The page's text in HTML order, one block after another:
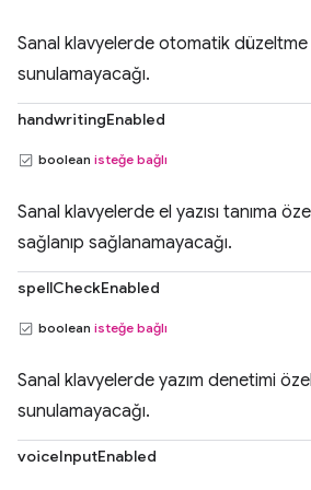
Sanal klavyelerde otomatik
sunulamayacağı.
handwritingEnabled
boolean isteğe bağlı
Sanal klavyelerde el yazısı tanıma
sağlanıp sağlanamayacağı.
spellCheckEnabled
boolean isteğe bağlı
Sanal klavyelerde yazım denetimi
sunulamayacağı.
voiceInputEnabled